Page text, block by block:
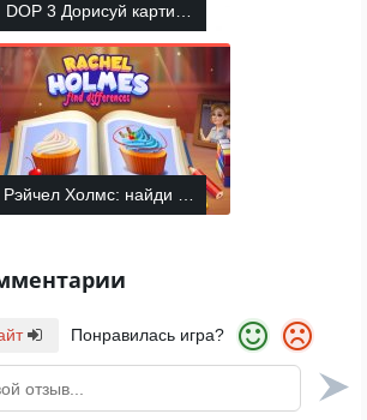
DOP 3 Дорисуй картинку
Рэйчел Холмс: найди отличия
Понравилась игра?
отзыв...